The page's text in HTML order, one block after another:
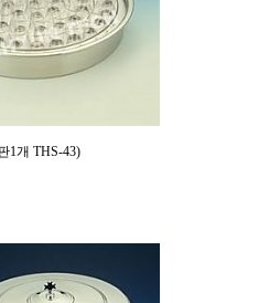
1개 THS-43)